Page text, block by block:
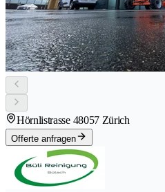
Hörnlistrasse 48057 Zürich
Offerte anfragen